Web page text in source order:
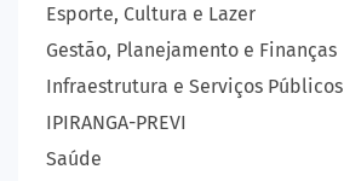
Esporte, Cultura e Lazer
Gestão, Planejamento e Finanças
Infraestrutura e Serviços Públicos
IPIRANGA-PREVI
Saúde